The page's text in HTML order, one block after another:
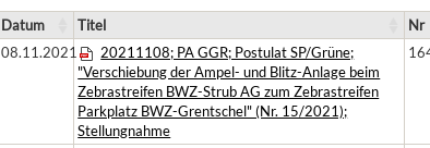
Datum Titel
Nr
08.11.2021
20211108; PA GGR; Postulat SP/Grüne;
"Verschiebung der Ampel- und Blitz-Anlage beim
Zebrastreifen BWZ-Strub AG zum Zebrastreifen
Parkplatz BWZ-Grentschel" (Nr. 15/2021);
Stellungnahme